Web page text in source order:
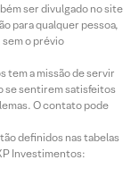
ser divulgado no site
para qualquer pessoa,
o prévio
tem a missão de servir
se sentirem satisfeitos
O contato pode
definidos nas tabelas
Investimentos: